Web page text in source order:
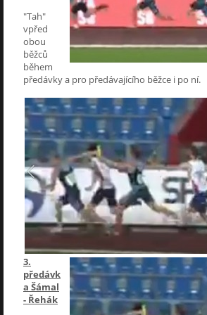
"Tah"
vpřed
obou
běžců
během
předávky a pro předávajícího běžce i po ní.
3.
předávk
a Šámal
- Řehák